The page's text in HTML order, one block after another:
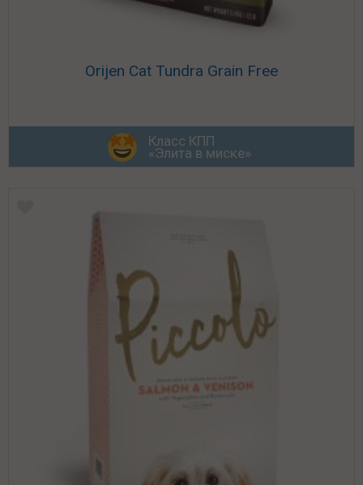
Orijen Cat Tundra Grain Free
Класс КПП
«Элита в миске»